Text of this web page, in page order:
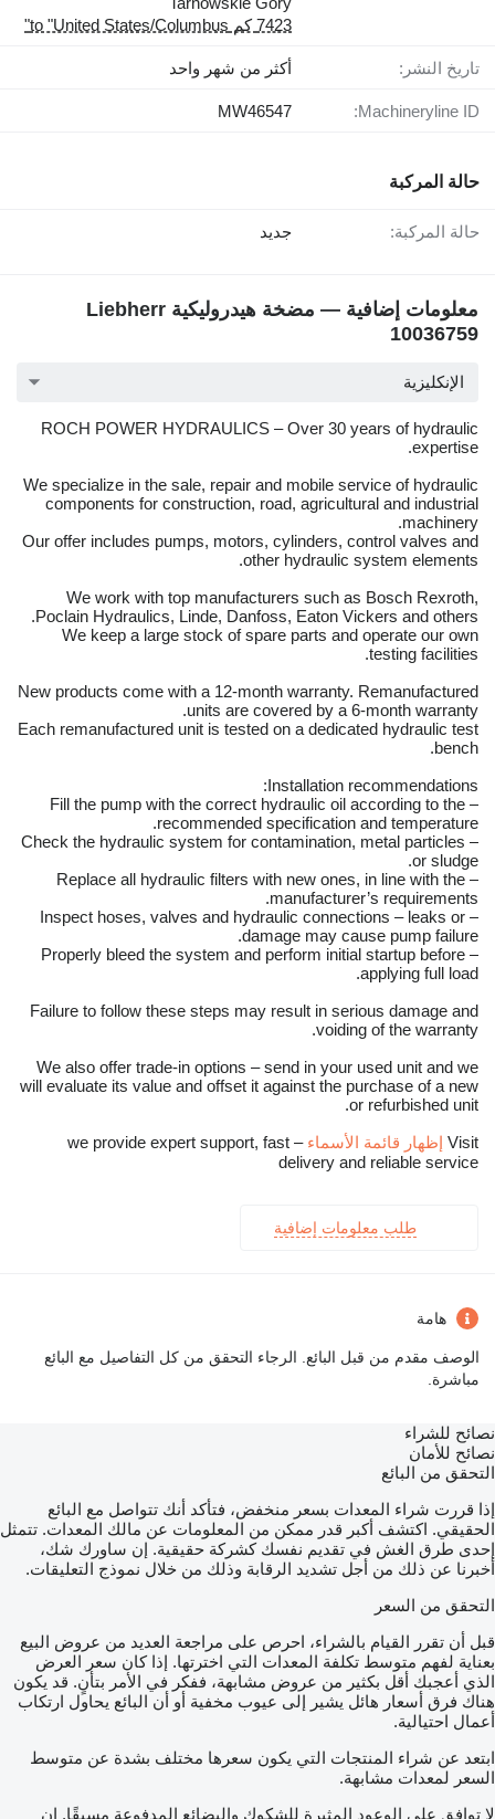
7423 كم to "United States/Columbus"
تاريخ النشر: أكثر من شهر واحد
Machineryline ID:
MW46547
حالة المركبة
حالة المركبة: جديد
معلومات إضافية — مضخة هيدروليكية Liebherr
10036759
الإنكليزية
ROCH POWER HYDRAULICS – Over 30 years of hydraulic
expertise.
We specialize in the sale, repair and mobile service of hydraulic
components for construction, road, agricultural and industrial
machinery.
Our offer includes pumps, motors, cylinders, control valves and
other hydraulic system elements.
We work with top manufacturers such as Bosch Rexroth,
Poclain Hydraulics, Linde, Danfoss, Eaton Vickers and others.
We keep a large stock of spare parts and operate our own
testing facilities.
New products come with a 12-month warranty. Remanufactured
units are covered by a 6-month warranty.
Each remanufactured unit is tested on a dedicated hydraulic test
bench.
Installation recommendations:
– Fill the pump with the correct hydraulic oil according to the
recommended specification and temperature.
– Check the hydraulic system for contamination, metal particles
or sludge.
– Replace all hydraulic filters with new ones, in line with the
manufacturer’s requirements.
– Inspect hoses, valves and hydraulic connections – leaks or
damage may cause pump failure.
– Properly bleed the system and perform initial startup before
applying full load.
Failure to follow these steps may result in serious damage and
voiding of the warranty.
We also offer trade-in options – send in your used unit and we
will evaluate its value and offset it against the purchase of a new
or refurbished unit.
Visit إظهار قائمة الأسماء
– we provide expert support, fast
delivery and reliable service
طلب معلومات إضافية
هامة
الوصف مقدم من قبل البائع. الرجاء التحقق من كل التفاصيل مع البائع
مباشرة.
نصائح للشراء
نصائح للأمان
التحقق من البائع
إذا قررت شراء المعدات بسعر منخفض، فتأكد أنك تتواصل مع البائع
الحقيقي. اكتشف أكبر قدر ممكن من المعلومات عن مالك المعدات. تتمثل
إحدى طرق الغش في تقديم نفسك كشركة حقيقية. إن ساورك شك،
أخبرنا عن ذلك من أجل تشديد الرقابة وذلك من خلال نموذج التعليقات.
التحقق من السعر
قبل أن تقرر القيام بالشراء، احرص على مراجعة العديد من عروض البيع
بعناية لفهم متوسط تكلفة المعدات التي اخترتها. إذا كان سعر العرض
الذي أعجبك أقل بكثير من عروض مشابهة، ففكر في الأمر بتأنٍ. قد يكون
هناك فرق أسعار هائل يشير إلى عيوب مخفية أو أن البائع يحاول ارتكاب
أعمال احتيالية.
ابتعد عن شراء المنتجات التي يكون سعرها مختلف بشدة عن متوسط
السعر لمعدات مشابهة.
لا توافق على الوعود المثيرة للشكوك والبضائع المدفوعة مسبقًا. إن